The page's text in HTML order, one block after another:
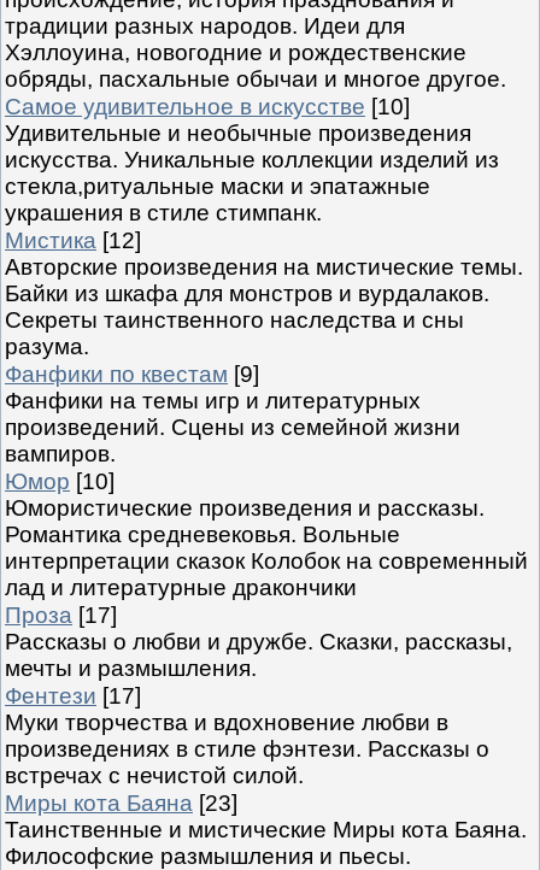
традиции разных народов. Идеи для
Хэллоуина, новогодние и рождественские
обряды, пасхальные обычаи и многое другое.
Самое удивительное в искусстве [10]
Удивительные и необычные произведения
искусства. Уникальные коллекции изделий из
стекла,ритуальные маски и эпатажные
украшения в стиле стимпанк.
Мистика [12]
Авторские произведения на мистические темы.
Байки из шкафа для монстров и вурдалаков.
Секреты таинственного наследства и сны
разума.
Фанфики по квестам [9]
Фанфики на темы игр и литературных
произведений. Сцены из семейной жизни
вампиров.
Юмор [10]
Юмористические произведения и рассказы.
Романтика средневековья. Вольные
интерпретации сказок Колобок на современный
лад и литературные дракончики
Проза [17]
Рассказы о любви и дружбе. Сказки, рассказы,
мечты и размышления.
Фентези [17]
Муки творчества и вдохновение любви в
произведениях в стиле фэнтези. Рассказы о
встречах с нечистой силой.
Миры кота Баяна [23]
Таинственные и мистические Миры кота Баяна.
Философские размышления и пьесы.